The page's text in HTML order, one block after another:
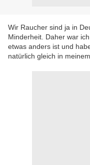
Wir Raucher sind ja in
Minderheit. Daher war
etwas anders ist und
natürlich gleich in